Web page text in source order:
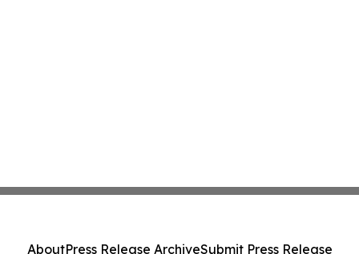
AboutPress Release ArchiveSubmit Press Release